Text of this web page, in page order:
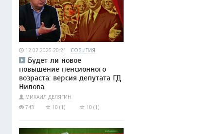
12.02.2026 20:21 СОБЫТИЯ
Будет ли новое
повышение пенсионного
возраста: версия депутата ГД
Нилова
МИХАИЛ ДЕЛЯГИН
743
10 (1) 10 (1)